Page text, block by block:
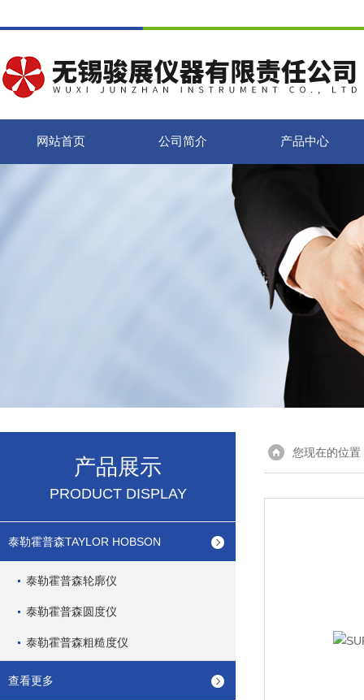
网站首页 公司简介 产品中心
产品展示
PRODUCT DISPLAY
泰勒霍普森TAYLOR HOBSON
泰勒霍普森轮廓仪
泰勒霍普森圆度仪
泰勒霍普森粗糙度仪
查看更多
您现在的位置